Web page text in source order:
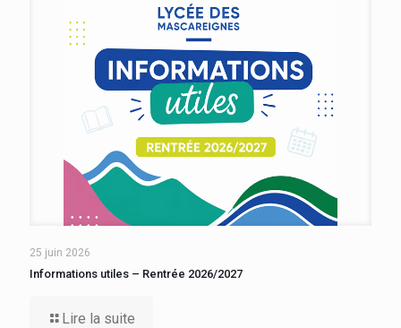
25 juin 2026
Informations utiles – Rentrée 2026/2027
Lire la suite